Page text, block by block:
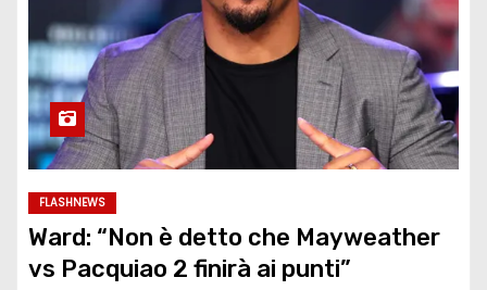
FLASHNEWS
Ward: “Non è detto che Mayweather
vs Pacquiao 2 finirà ai punti”